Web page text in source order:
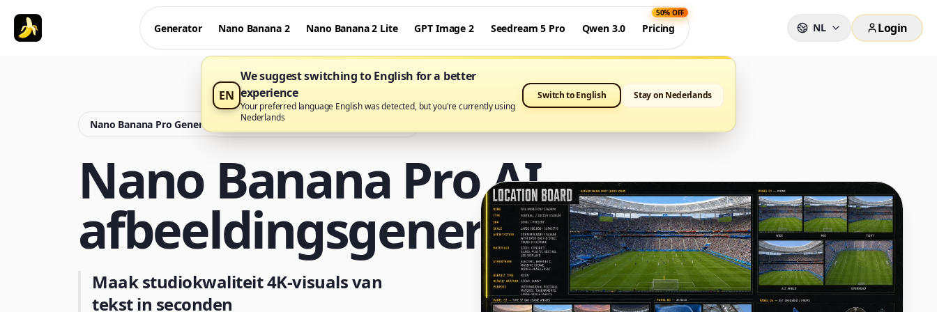
Generator Nano Banana 2 Nano Banana 2 Lite GPT Image 2 Seedream 5 Pro Qwen 3.0 Pricing
50% OFF
NL Login
EN
We suggest switching to English for a better
experience
Your preferred language English was detected, but you're currently using
Nederlands
Switch to English Stay on Nederlands
Nano Banana Pro Generator is nu beschikbaar op Nano Banana Pro
Nano Banana Pro AI-
afbeeldingsgenerator
Maak studiokwaliteit 4K-visuals van
tekst in seconden